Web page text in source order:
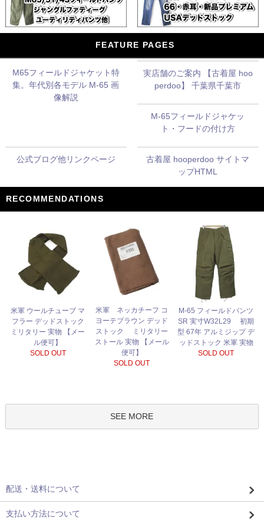
FEATURE PAGES
M65フィールドジャケット特
集。年代別各モデル M-65 画
像解説
実店舗のご案内 【古着屋 hoo
perdoo】 千葉県千葉市
M-65フィールドジャケッ
ト・フードの付け方
公式ブログ他リンクページ
古着屋 hooperdoo サイトマ
ップHTML
RECOMMENDATIONS
米軍 ウールチューブ マ
フラー デッドストック
ミリタリー 実物 【メー
ル便可】
SOLD OUT
米軍 ネッカチーフ コ
ヨーテブラウン デッド
ストック ミリタリー
ストール 実物 【メール
便可】
SOLD OUT
M-65 フィールドパンツ
SR 実寸W32L29 初期
型 67年 アルミジップ デ
ッドストック 米軍 実物
SOLD OUT
SEE MORE
配送・送料について
支払い方法について